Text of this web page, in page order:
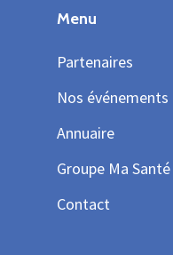
Menu
Partenaires
Nos événements
Annuaire
Groupe Ma Santé
Contact